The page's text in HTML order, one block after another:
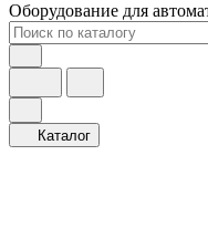
Оборудование для
Каталог